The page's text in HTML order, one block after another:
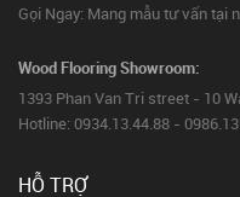
Gọi Ngay: Mang mẫu tư vấn tại
Wood Flooring Showroom:
1393 Phan Van Tri street - 10
Hotline: 0934.13.44.88 -
HỖ TRỢ